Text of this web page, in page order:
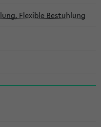
Flexible Bestuhlung